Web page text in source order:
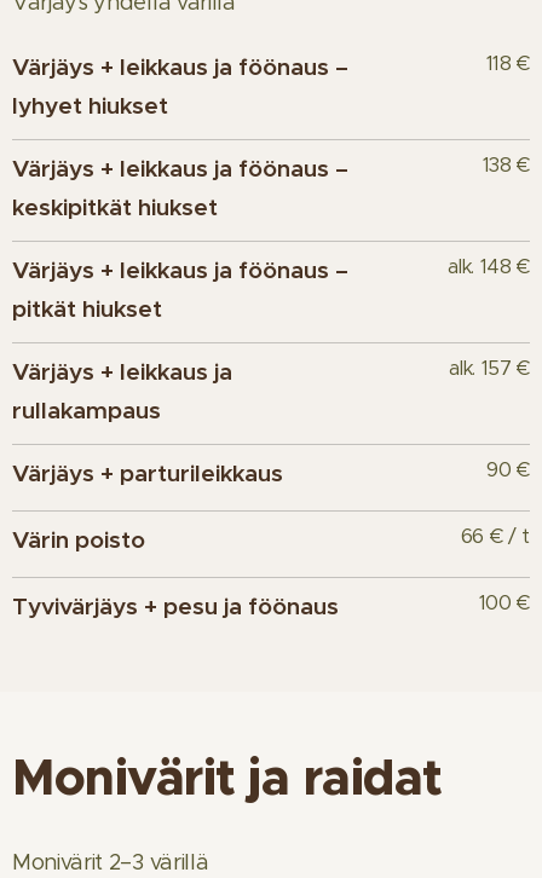
Värjäys + leikkaus ja föönaus –
lyhyet hiukset
118 €
Värjäys + leikkaus ja föönaus –
keskipitkät hiukset
138 €
Värjäys + leikkaus ja föönaus –
pitkät hiukset
alk. 148 €
Värjäys + leikkaus ja
rullakampaus
alk. 157 €
Värjäys + parturileikkaus 90 €
Värin poisto 66 € / t
Tyvivärjäys + pesu ja föönaus 100 €
Monivärit ja raidat
Monivärit 2–3 värillä